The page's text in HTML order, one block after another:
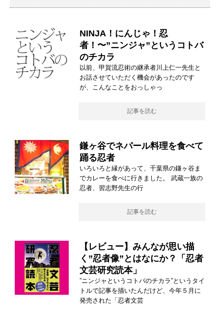
NINJA！にんじゃ！忍
者！〜”ニンジャ”というコトバ
のチカラ
以前、甲賀流忍術の継承者川上仁一先生と
お話させていただく機会があったのです
が、こんなことをおっしゃっ
記事を読む
鎌ヶ谷でネパール料理を食べて
踊る忍者
いろいろと縁があって、千葉県の鎌ヶ谷ま
でカレーを食べに行きました。 武蔵一族の
忍者、習志野先生の行
記事を読む
【レビュー】みんなが思い描
く”忍者像”とはなにか？「忍者
文芸研究読本」
”ニンジャというコトバのチカラ”というタイ
トルで記事を描いたんだけど、今年５月に
発売された「忍者文芸